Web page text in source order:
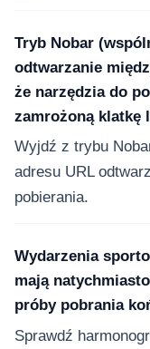
Tryb Nobar
odtwarzanie
że narzędzia do
zamrożoną klatkę
Wyjdź z trybu
adresu URL
pobierania.
Wydarzenia
mają
próby pobrania
Sprawdź